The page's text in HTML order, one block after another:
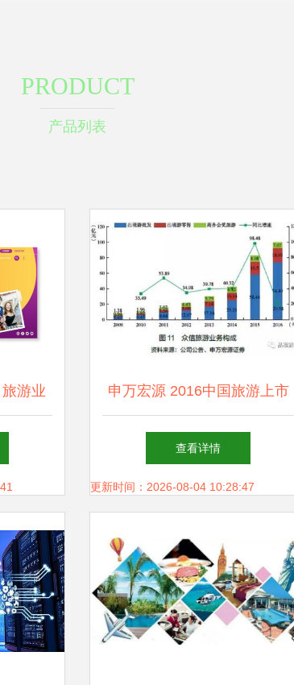
PRODUCT
产品列表
游业 申万宏源 2016中国旅游上市
企业发展报告——住宿服务篇
查看详情
更新时间：2026-08-04 10:28:47